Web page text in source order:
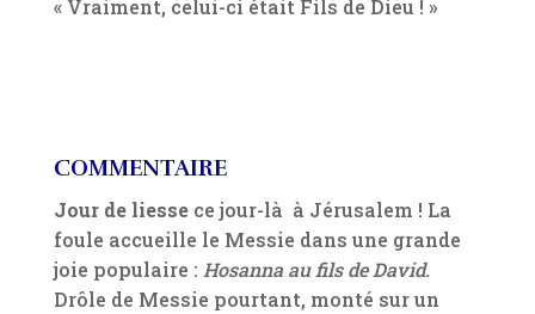
« Vraiment, celui-ci était Fils de Dieu ! »
COMMENTAIRE
Jour de liessece jour-là à Jérusalem ! La
foule accueille le Messie dans une grande
joie populaire : Hosanna au fils de David.
Drôle de Messie pourtant, monté sur un